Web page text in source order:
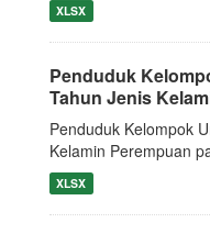
XLSX
Penduduk
Tahun Jenis
Penduduk Kelompok
Kelamin Perempuan
XLSX